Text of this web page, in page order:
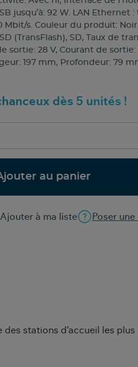
jusqu’à: 92 W. LAN Ethernet
Mbit/s. Couleur du produit:
(TransFlash), SD, Taux de
sortie: 28 V, Courant de
197 mm, Profondeur: 79
dès 5 unités !
au panier
Ajouter à ma liste Poser
stations d’accueil les plus